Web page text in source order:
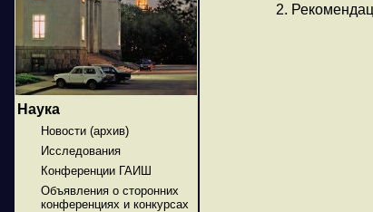
Наука
Новости (архив)
Исследования
Конференции ГАИШ
Объявления о сторонних
конференциях и конкурсах
2.